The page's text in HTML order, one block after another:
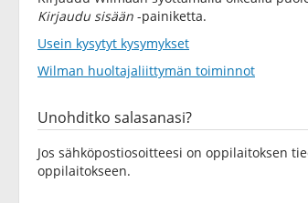
Kirjaudu sisään -painiketta.
Usein kysytyt kysymykset
Wilman huoltajaliittymän toiminnot
Unohditko salasanasi?
Jos sähköpostiosoitteesi on oppilaitoksen
oppilaitokseen.